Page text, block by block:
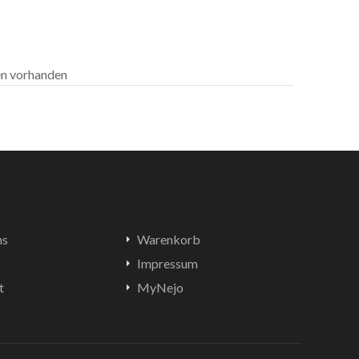
vorhanden
Warenkorb
Impressum
MyNejo